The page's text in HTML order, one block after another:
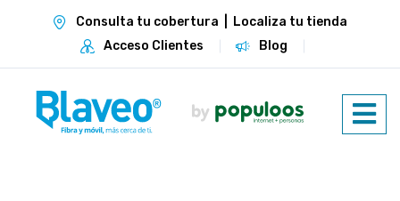
Consulta tu cobertura
Localiza tu tienda
Acceso Clientes
Blog